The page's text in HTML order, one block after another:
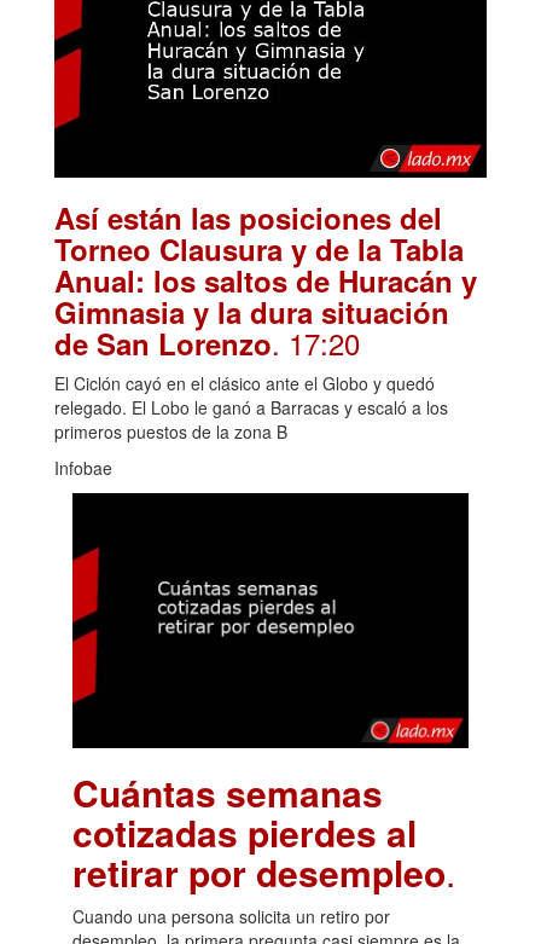
Así están las posiciones del
Torneo Clausura y de la Tabla
Anual: los saltos de Huracán y
Gimnasia y la dura situación
de San Lorenzo. 17:20
El Ciclón cayó en el clásico ante el Globo y quedó
relegado. El Lobo le ganó a Barracas y escaló a los
primeros puestos de la zona B
Infobae
Cuántas semanas
cotizadas pierdes al
retirar por desempleo.
Cuando una persona solicita un retiro por